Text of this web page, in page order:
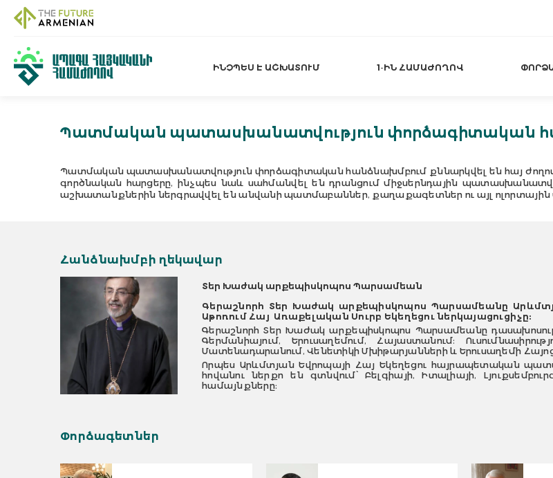
ԻՆՉՊԵՍ Է ԱՇԽԱՏՈՒՄ 1-ԻՆ ՀԱՄԱԺՈՂՈՎ
Պատմական պատասխանատվություն փորձագիտական
Պատմական պատասխանատվություն փորձագիտական հանձնախմբում քննարկվել են հայ
գործնական հարցերը, ինչպես նաև սահմանվել են դրանցում միջսերնդային
աշխատանքներին ներգրավվել են անվանի պատմաբաններ, քաղաքագետներ ու այլ ոլորտային
Հանձնախմբի ղեկավար
Տեր Խաժակ արքեպիսկոպոս Պարսամեան
Գերաշնորհ Տեր Խաժակ արքեպիսկոպոս Պարսամեանը
Աթոռում Հայ Առաքելական Սուրբ Եկեղեցու ներկայացուցիչը:
Գերաշնորհ Տեր Խաժակ արքեպիսկոպոս Պարսամեանը
Գերմանիայում, Երուսաղեմում, Հայաստանում:
Մատենադարանում, Վենետիկի Մխիթարյանների և Երուսաղեմի
Որպես Արևմտյան Եվրոպայի Հայ Եկեղեցու հայրապետական
հովանու ներքո են գտնվում՝ Բելգիայի, Իտալիայի,
համայնքները։
Փորձագետներ